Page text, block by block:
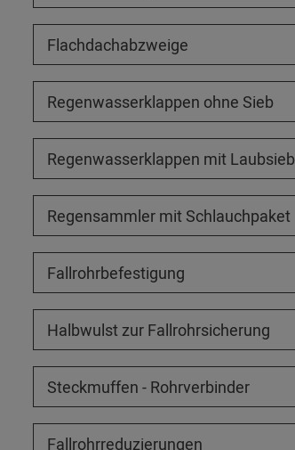
Flachdachabzweige
Regenwasserklappen ohne Sieb
Regenwasserklappen mit Laubsieb
Regensammler mit Schlauchpaket
Fallrohrbefestigung
Halbwulst zur Fallrohrsicherung
Steckmuffen - Rohrverbinder
Fallrohrreduzierungen